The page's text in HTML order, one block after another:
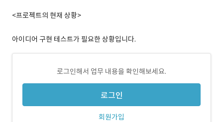
<프로젝트의 현재 상황>
아이디어 구현 테스트가 필요한 상황입니다.
로그인해서 업무 내용을 확인해보세요.
로그인
회원가입